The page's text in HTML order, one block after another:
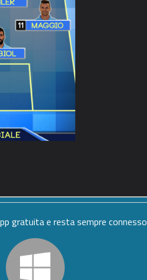
gratuita e resta sempre connesso